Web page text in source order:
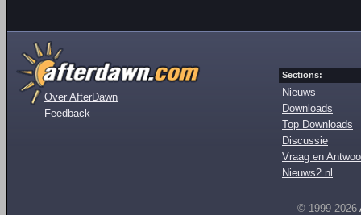
Over AfterDawn
Feedback
Sections:
Nieuws
Downloads
Top Downloads
Discussie
Vraag en
Nieuws2.nl
© 1999-2026